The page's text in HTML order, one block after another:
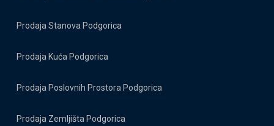
Prodaja Stanova Podgorica
Prodaja Kuća Podgorica
Prodaja Poslovnih Prostora Podgorica
Prodaja Zemljišta Podgorica